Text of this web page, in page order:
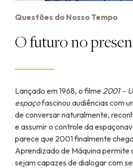
Questões do Nosso Tempo
O futuro no
Lançado em 1968, o filme 2001 –
espaçofascinou audiências com
de conversar naturalmente,
e assumir o controle da
parece que 2001 finalmente
Aprendizado de Máquina permite
sejam capazes de dialogar com